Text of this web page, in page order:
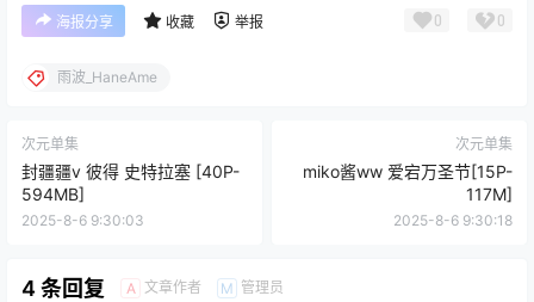
海报分享 收藏 举报 0 0
雨波_HaneAme
次元单集
封疆疆v 彼得 史特拉塞 [40P-
594MB]
2025-8-6 9:30:03
次元单集
miko酱ww 爱宕万圣节[15P-
117M]
2025-8-6 9:30:18
4 条回复 A 文章作者 M 管理员